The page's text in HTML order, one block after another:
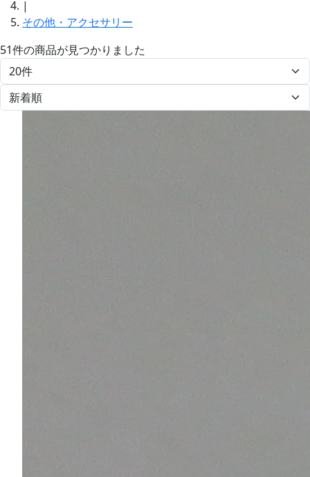
|
その他・アクセサリー
51件の商品が見つかりました